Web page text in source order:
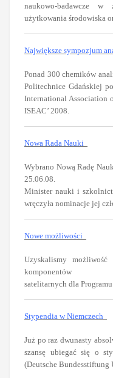
naukowo-badawcze w
użytkowania środowiska
Największe sympozjum
Ponad 300 chemików
Politechnice Gdańskiej
International Association
ISEAC’ 2008.
Nowa Rada Nauki
Wybrano Nową Radę
25.06.08.
Minister nauki i
wręczyła nominacje jej
Nowe możliwości
Uzyskalismy
komponentów
satelitarnych dla Programu
Stypendia w Niemczech
Już po raz dwunasty
szansę ubiegać się o
(Deutsche Bundesstiftung